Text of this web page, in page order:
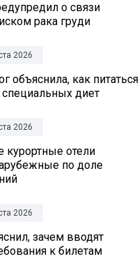
о связи
рака груди
2026
объяснила, как питаться
диет
2026
курортные отели
по доле
2026
зачем вводят
к билетам